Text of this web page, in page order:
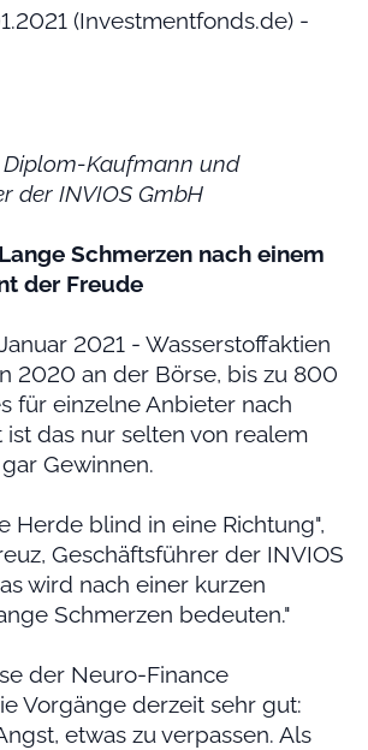
(Investmentfonds.de) -
Diplom-Kaufmann und
der INVIOS GmbH
Schmerzen nach einem
der Freude
2021 - Wasserstoffaktien
2020 an der Börse, bis zu 800
für einzelne Anbieter nach
das nur selten von realem
Gewinnen.
Herde blind in eine Richtung",
Geschäftsführer der INVIOS
wird nach einer kurzen
Schmerzen bedeuten."
der Neuro-Finance
Vorgänge derzeit sehr gut:
etwas zu verpassen. Als